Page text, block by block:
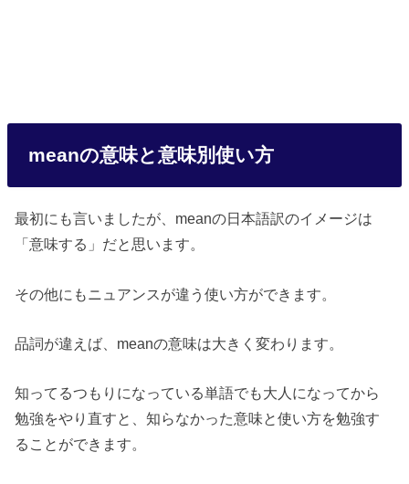
meanの意味と意味別使い方
最初にも言いましたが、meanの日本語訳のイメージは
「意味する」だと思います。
その他にもニュアンスが違う使い方ができます。
品詞が違えば、meanの意味は大きく変わります。
知ってるつもりになっている単語でも大人になってから
勉強をやり直すと、知らなかった意味と使い方を勉強す
ることができます。